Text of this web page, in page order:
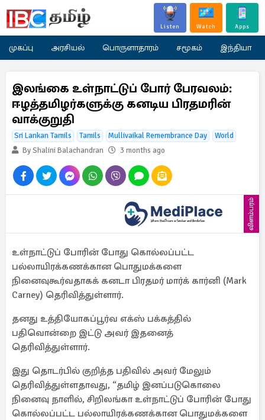
Listen Watch Apps
முகப்பு அரசியல் பொருளாதாரம் சமூகம் இந்தியா
இலங்கை உள்நாட்டுப் போர் பேரவலம்:
ஈழத்தமிழர்களுக்கு கனடிய பிரதமரின்
வாக்குறுதி
Sri Lankan Tamils Tamils Mullivaikal Remembrance Day
World
By Shalini Balachandran
3 months ago
விளம்பரம்
உள்நாட்டுப் போரின் போது கொல்லப்பட்ட
பல்லாயிரக்கணக்கான பொதுமக்களை
நினைவுகூர்வதாகக் கனடா பிரதமர் மார்க் கார்னி (Mark
Carney) தெரிவித்துள்ளார்.
தனது உத்தியோகப்பூர்வ எக்ஸ் பக்கத்தில்
பதிவொன்றை இட்டு அவர் இதனைத்
தெரிவித்துள்ளார்.
இது தொடர்பில் குறித்த பதிவில் அவர் மேலும்
தெரிவித்துள்ளதாவது, “தமிழ் இனப்படுகொலை
நினைவு நாளில், சிறிலங்கா உள்நாட்டுப் போரின் போது
கொல்லப்பட்ட பல்லாயிரக்கணக்கான பொதுமக்களை